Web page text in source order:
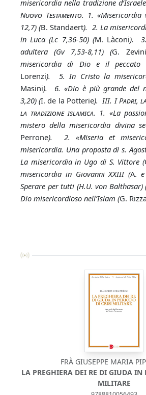
misericordia nella tradizione
Nuovo Testamento. 1. «Misericordia
12,7) (B. Standaert). 2. La
in Luca (Lc 7,36-50) (M. Làconi).
adultera (Gv 7,53-8,11) (G. Zevini
misericordia di Dio e il peccato
Lorenzi). 5. In Cristo la
Masini). 6. «Dio è più grande del
3,20) (I. de la Potterie). III. I Padri,
la tradizione islamica. 1. «La
mistero della misericordia divina
Perrone). 2. «Miseria et
misericordia. Una proposta di s.
La misericordia in Ugo di S. Vittore (
misericordia in Giovanni XXIII (A. e
Sperare per tutti (H.U. von Balthasar)
Dio misericordioso nell’Islam (G.
FRÀ GIUSEPPE MARIA
LA PREGHIERA DEI RE DI GIUDA IN
MILITARE